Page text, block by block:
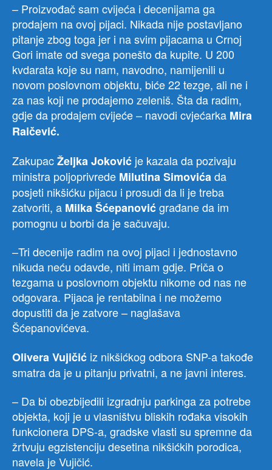
– Proizvođač sam cvijeća i decenijama ga
prodajem na ovoj pijaci. Nikada nije postavljano
pitanje zbog toga jer i na svim pijacama u Crnoj
Gori imate od svega ponešto da kupite. U 200
kvdarata koje su nam, navodno, namijenili u
novom poslovnom objektu, biće 22 tezge, ali ne i
za nas koji ne prodajemo zeleniš. Šta da radim,
gdje da prodajem cvijeće – navodi cvjećarka Mira
Raičević.
ZakupacŽeljka Joković je kazala da pozivaju
ministra poljoprivrede Milutina Simovićada
posjeti nikšićku pijacu i prosudi da li je treba
zatvoriti, a Milka Šćepanovićgrađane da im
pomognu u borbi da je sačuvaju.
–Tri decenije radim na ovoj pijaci i jednostavno
nikuda neću odavde, niti imam gdje. Priča o
tezgama u poslovnom objektu nikome od nas ne
odgovara. Pijaca je rentabilna i ne možemo
dopustiti da je zatvore – naglašava
Šćepanovićeva.
Olivera Vujičić iz nikšićkog odbora SNP-a takođe
smatra da je u pitanju privatni, a ne javni interes.
– Da bi obezbijedili izgradnju parkinga za potrebe
objekta, koji je u vlasništvu bliskih rođaka visokih
funkcionera DPS-a, gradske vlasti su spremne da
žrtvuju egzistenciju desetina nikšićkih porodica,
navela je Vujičić.